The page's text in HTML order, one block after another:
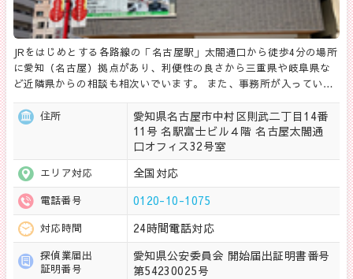
JRをはじめとする各路線の「名古屋駅」太閤通口から徒歩4分の場所
に愛知（名古屋）拠点があり、利便性の良さから三重県や岐阜県な
ど近隣県からの相談も相次いでいます。 また、事務所が入ってい…
住所
愛知県名古屋市中村区則武二丁目14番
11号 名駅富士ビル４階 名古屋太閤通
口オフィス32号室
エリア対応 全国対応
電話番号 0120-10-1075
対応時間 24時間電話対応
探偵業届出
証明番号
愛知県公安委員会 開始届出証明書番号
第54230025号